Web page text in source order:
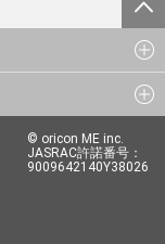
© oricon ME inc.
JASRAC許諾番号：
9009642140Y38026